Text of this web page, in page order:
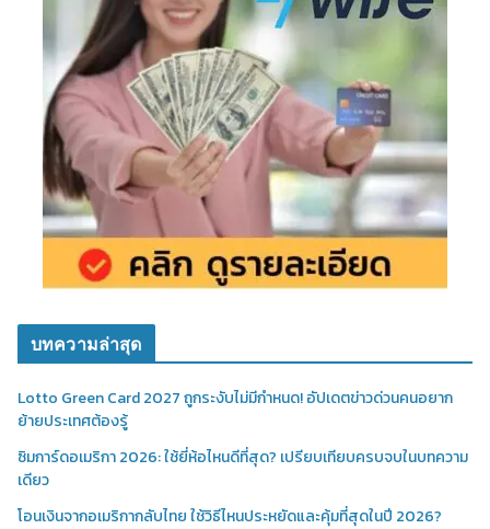
บทความล่าสุด
Lotto Green Card 2027 ถูกระงับไม่มีกำหนด! อัปเดตข่าวด่วนคนอยาก
ย้ายประเทศต้องรู้
ซิมการ์ดอเมริกา 2026: ใช้ยี่ห้อไหนดีที่สุด? เปรียบเทียบครบจบในบทความ
เดียว
โอนเงินจากอเมริกากลับไทย ใช้วิธีไหนประหยัดและคุ้มที่สุดในปี 2026?